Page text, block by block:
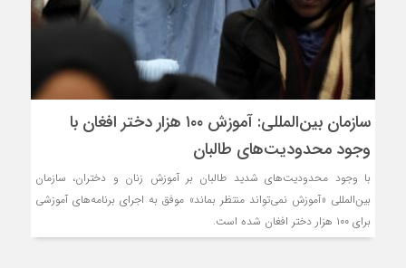
سازمان بین‌المللی: آموزش ۱۰۰ هزار دختر افغان با
وجود محدودیت‌های طالبان
با وجود محدودیت‌های شدید طالبان بر آموزش زنان و دختران، سازمان
بین‌المللی «آموزش نمی‌تواند منتظر بماند» موفق به اجرای برنامه‌های آموزشی
برای ۱۰۰ هزار دختر افغان شده است.